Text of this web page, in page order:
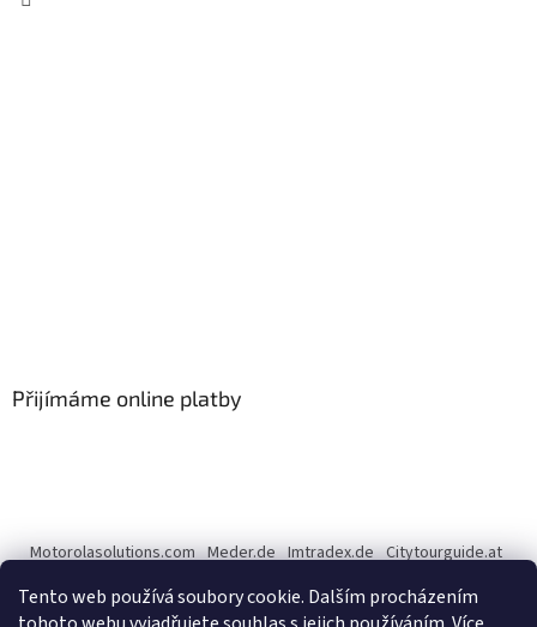
Tento web používá soubory cookie. Dalším procházením
Přijímáme online platby
Motorolasolutions.com Meder.de Imtradex.de Citytourguide.at